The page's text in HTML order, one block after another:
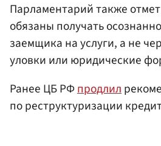
Парламентарий также
обязаны получать
заемщика на услуги, а не
уловки или юридические
Ранее ЦБ РФпродлил
по реструктуризации